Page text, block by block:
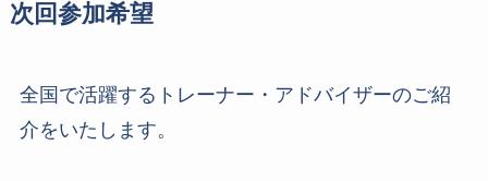
次回参加希望
全国で活躍するトレーナー・アドバイザーのご紹
介をいたします。